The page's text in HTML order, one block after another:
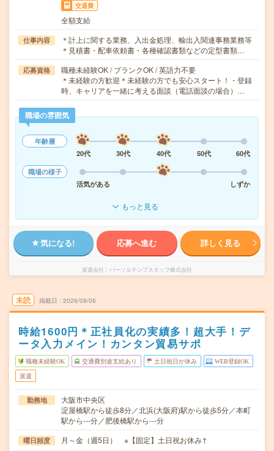
交通費
全額支給
仕事内容
＊計上に関する業務、入出金処理、輸出入関連事務業務等
＊見積書・配車依頼書・各種確認書類などの定型書類…
応募資格
職種未経験OK / ブランクOK / 英語力不要
＊未経験の方歓迎＊未経験の方でも安心スタート！・登録
時、キャリアを一緒に考える面談（電話面談の場合）…
職場の雰囲気
年齢層
20代
30代 40代 50代
60代
職場の様子
活気がある
しずか
もっと見る
気になる! 応募へ進む 詳しく見る
派遣会社 パーソルテンプスタッフ株式会社
未読 掲載日 2026/08/06
時給1600円＊正社員化の実績多！超大手！デ
ータ入力メイン！カンタン貿易サポ
職種未経験OK 交通費別途支給あり 土日祝日が休み WEB登録OK
派遣
勤務地
大阪市中央区
淀屋橋駅から徒歩8分／北浜(大阪府)駅から徒歩5分／本町
駅から---分／肥後橋駅から---分
曜日頻度 月～金（週5日） ※【固定】土日祝お休み↑